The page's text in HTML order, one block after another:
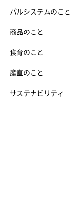
パルシステムのこと
商品のこと
食育のこと
産直のこと
サステナビリティ